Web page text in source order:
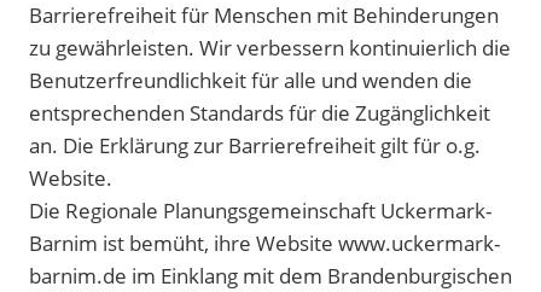
Barrierefreiheit für Menschen mit Behinderungen
zu gewährleisten. Wir verbessern kontinuierlich die
Benutzerfreundlichkeit für alle und wenden die
entsprechenden Standards für die Zugänglichkeit
an. Die Erklärung zur Barrierefreiheit gilt für o.g.
Website.
Die Regionale Planungsgemeinschaft Uckermark-
Barnim ist bemüht, ihre Website www.uckermark-
barnim.de im Einklang mit dem Brandenburgischen